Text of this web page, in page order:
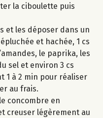
la ciboulette puis
et les déposer dans un
et hachée, 1 cs
le paprika, les
sel et environ 3 cs
1 à 2 min pour réaliser
au frais.
concombre en
creuser légèrement au